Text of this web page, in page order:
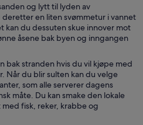
og lytt til lyden av
en liten svømmetur i vannet
kan du dessuten skue innover mot
åsene bak byen og inngangen
bak stranden hvis du vil kjøpe med
Når du blir sulten kan du velge
som alle serverer dagens
måte. Du kan smake den lokale
fisk, reker, krabbe og